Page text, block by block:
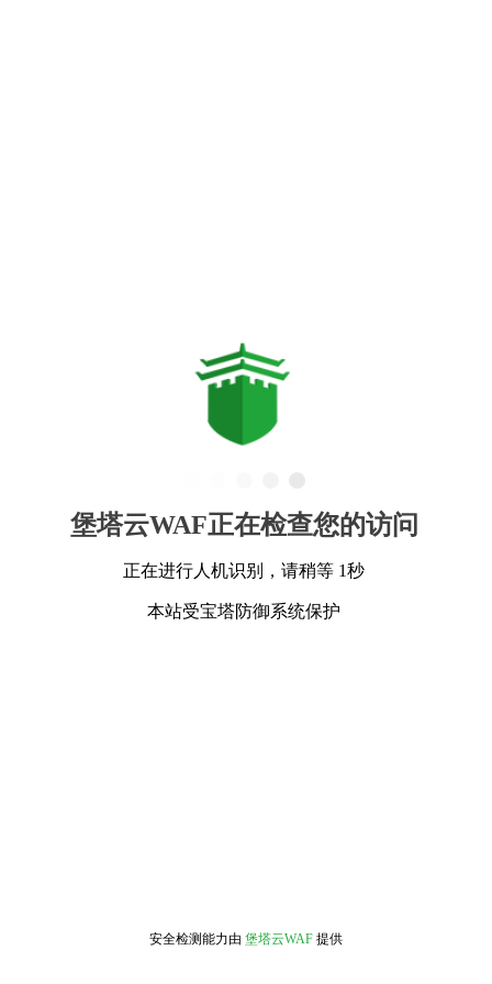
堡塔云WAF正在检查您的访问
正在进行人机识别，请稍等 1秒
本站受宝塔防御系统保护
安全检测能力由 堡塔云WAF 提供